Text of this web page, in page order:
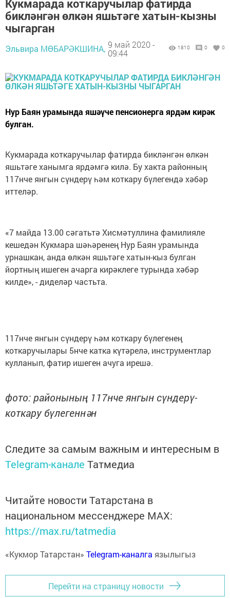
Кукмарада коткаручылар фатирда
бикләнгән өлкән яшьтәге хатын-кызны
чыгарган
Эльвира МӨБАРӘКШИНА, 9 май 2020 -
09:44
1810 0 0
Нур Баян урамында яшәүче пенсионерга ярдәм кирәк
булган.
Кукмарада коткаручылар фатирда бикләнгән өлкән
яшьтәге ханымга ярдәмгә килә. Бу хакта районның
117нче янгын сүндерү һәм коткару бүлегендә хәбәр
иттеләр.
«7 майда 13.00 сәгатьтә Хисмәтуллина фамилияле
кешедән Кукмара шәһәренең Нур Баян урамында
урнашкан, анда өлкән яшьтәге хатын-кыз булган
йортның ишеген ачарга кирәклеге турында хәбәр
килде», - диделәр частьта.
117нче янгын сүндерү һәм коткару бүлегенең
коткаручылары 5нче катка күтәрелә, инструментлар
кулланып, фатир ишеген ачуга ирешә.
фото: районының 117нче янгын сүндерү-
коткару бүлегеннән
Следите за самым важным и интересным в
Telegram-канале Татмедиа
Читайте новости Татарстана в
национальном мессенджере MАХ:
https://max.ru/tatmedia
«Кукмор Татарстан» Telegram-каналга язылыгыз
Перейти на страницу новости